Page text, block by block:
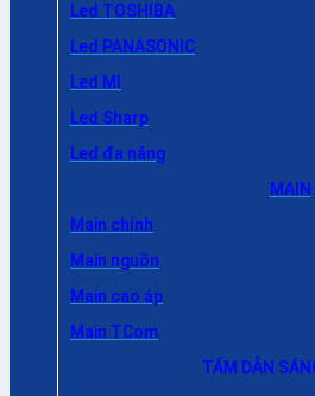
Led TOSHIBA
Led PANASONIC
Led MI
Led Sharp
Led đa năng
MAIN
Main chính
Main nguồn
Main cao áp
Main TCom
TẤM DẪN